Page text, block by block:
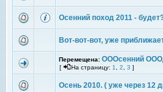
Осенний поход 2011 -
Вот-вот-вот, уже
Перемещена: ОООсенний
[ На страницу: 1 2 3 ]
Осень 2010. ( уже через 12